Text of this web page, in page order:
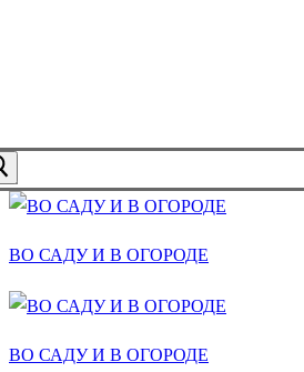
ВО САДУ И В ОГОРОДЕ
ВО САДУ И В ОГОРОДЕ